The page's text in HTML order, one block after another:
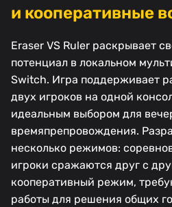
и кооперативные
Eraser VS Ruler раскрывает
потенциал в локальном
Switch. Игра поддерживает
двух игроков на одной
идеальным выбором для
времяпрепровождения.
несколько режимов:
игроки сражаются друг с
кооперативный режим,
работы для решения общих